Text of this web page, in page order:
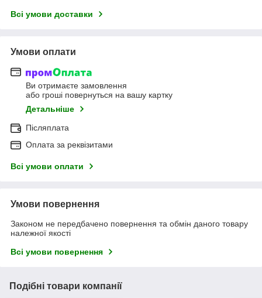
Всі умови доставки
Умови оплати
Ви отримаєте замовлення
або гроші повернуться на вашу картку
Детальніше
Післяплата
Оплата за реквізитами
Всі умови оплати
Умови повернення
Законом не передбачено повернення та обмін даного товару
належної якості
Всі умови повернення
Подібні товари компанії